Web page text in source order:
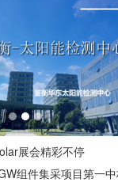
展会精彩不停
组件集采项目第一